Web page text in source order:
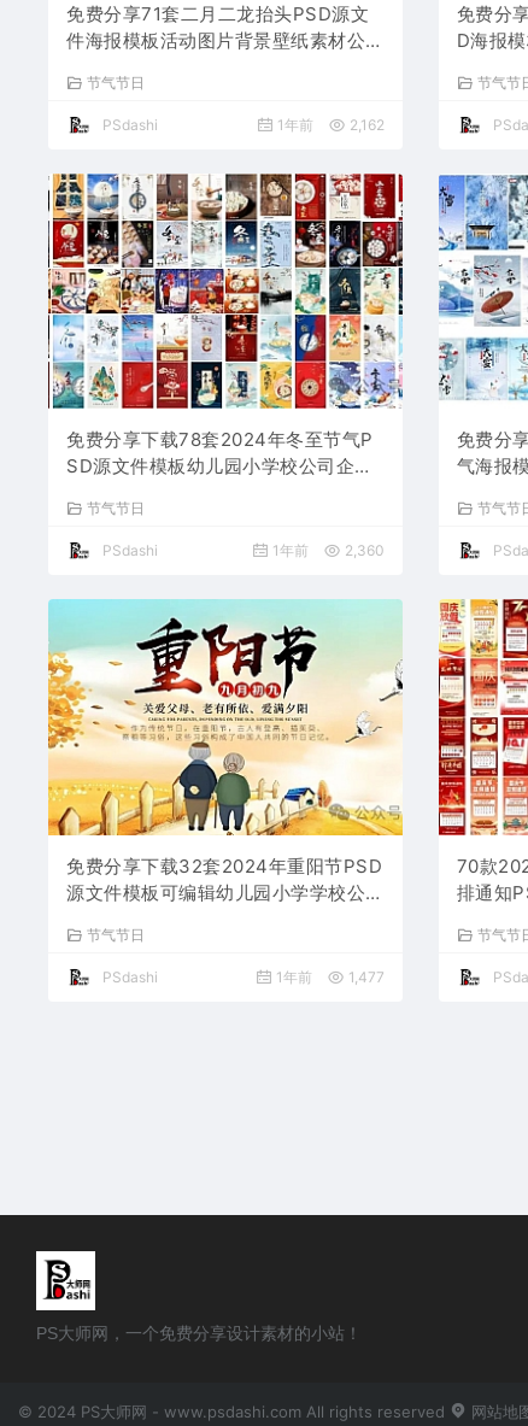
免费分享71套二月二龙抬头PSD源文
件海报模板活动图片背景壁纸素材公司
国传统节日平面设计宣传
节气节日
PSdashi 1年前 2,162
免费分
D海报
材公司
节气节
免费分享下载78套2024年冬至节气P
SD源文件模板幼儿园小学校公司企业
包合集活动图片插画图片
节气节日
PSdashi 1年前 2,360
免费分
气海报
高清朋
节气节
免费分享下载32套2024年重阳节PSD
源文件模板可编辑幼儿园小学学校公司
计师素材打包合集图片
节气节日
PSdashi 1年前 1,477
70款
排通知
背景图
节气节
PS大师网，一个免费分享设计素材的小站！
© 2024 PS大师网 - www.psdashi.com All rights reserved 网站地